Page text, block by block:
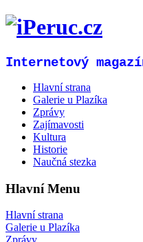
Internetový
Hlavní strana
Galerie u Plazíka
Zprávy
Zajímavosti
Kultura
Historie
Naučná stezka
Hlavní Menu
Hlavní strana
Galerie u Plazíka